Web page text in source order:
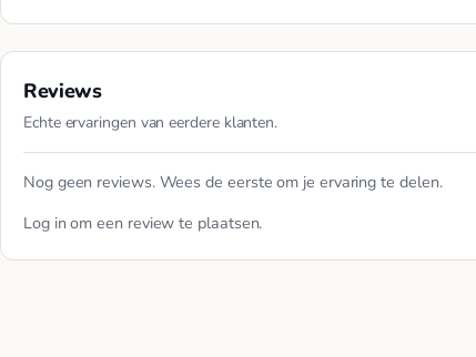
Reviews
Echte ervaringen van eerdere klanten.
Nog geen reviews. Wees de eerste om je ervaring te delen.
Log in om een review te plaatsen.